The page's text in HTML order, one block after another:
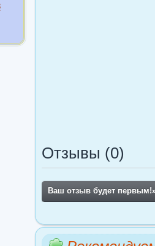
Отзывы (0)
Ваш отзыв будет первым!